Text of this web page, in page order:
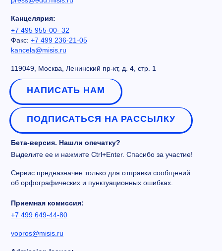
Канцелярия:
+7 495 955-00- 32
Факс: +7 499 236-21-05
kancela@misis.ru
119049, Москва, Ленинский пр-кт, д. 4, стр. 1
НАПИСАТЬ НАМ
ПОДПИСАТЬСЯ НА РАССЫЛКУ
Бета-версия. Нашли опечатку?
Выделите ее и нажмите Ctrl+Enter. Спасибо за участие!
Сервис предназначен только для отправки сообщений
об орфографических и пунктуационных ошибках.
Приемная комиссия:
+7 499 649-44-80
vopros@misis.ru